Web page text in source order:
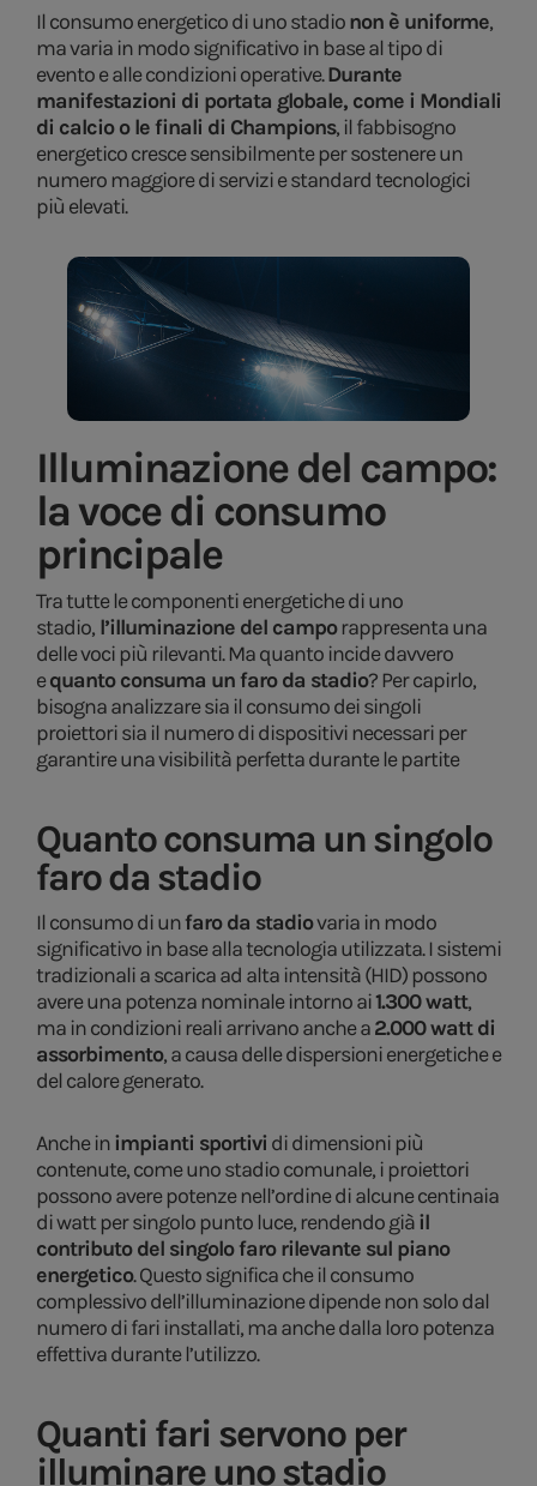
Il consumo energetico di uno stadionon è uniforme,
ma varia in modo significativo in base al tipo di
evento e alle condizioni operative.Durante
manifestazioni di portata globale, come i Mondiali
di calcio o le finali di Champions, il fabbisogno
energetico cresce sensibilmente per sostenere un
numero maggiore di servizi e standard tecnologici
più elevati.
Illuminazione del campo:
la voce di consumo
principale
Tra tutte le componenti energetiche di uno
stadio, l’illuminazione del camporappresenta una
delle voci più rilevanti. Ma quanto incide davvero
equanto consuma un faro da stadio? Per capirlo,
bisogna analizzare sia il consumo dei singoli
proiettori sia il numero di dispositivi necessari per
garantire una visibilità perfetta durante le partite
Quanto consuma un singolo
faro da stadio
Il consumo di unfaro da stadiovaria in modo
significativo in base alla tecnologia utilizzata. I sistemi
tradizionali a scarica ad alta intensità (HID) possono
avere una potenza nominale intorno ai1.300 watt,
ma in condizioni reali arrivano anche a2.000 watt di
assorbimento, a causa delle dispersioni energetiche e
del calore generato.
Anche inimpianti sportivi di dimensioni più
contenute, come uno stadio comunale, i proiettori
possono avere potenze nell’ordine di alcune centinaia
di watt per singolo punto luce, rendendo giàil
contributo del singolo faro rilevante sul piano
energetico. Questo significa che il consumo
complessivo dell’illuminazione dipende non solo dal
numero di fari installati, ma anche dalla loro potenza
effettiva durante l’utilizzo.
Quanti fari servono per
illuminare uno stadio